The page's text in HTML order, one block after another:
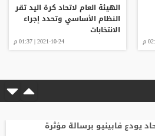
الهيئة العام لاتحاد كرة اليد تقر
النظام الأساسي وتحدد إجراء
الانتخابات
2021-10-24 | 01:37 م
يودع فابينيو برسالة مؤثرة